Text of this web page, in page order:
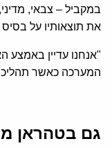
במקביל – צבאי,
את תוצאותיו על
"אנחנו עדיין באמצע
המערכה כאשר
גם בטהראן